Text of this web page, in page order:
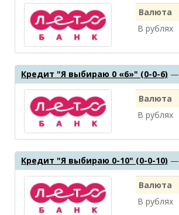
Валюта
В рублях
Кредит "Я выбираю 0 «6»" (0-0-6) —
Валюта
В рублях
Кредит "Я выбираю 0-10" (0-0-10) —
Валюта
В рублях